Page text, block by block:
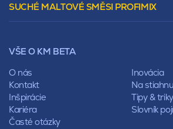
Mansardová
Pultová
Sedlová
Polovalbová
Stanová
Mansardová
Pultová
Hodonka
Preklady
Lícové murivo
Pálené zdivo Profiblok
Nosné murivo
Priečky
Vencovky
Preklady
SUCHÉ MALTOVÉ SMĚSI PROFIMIX
VŠE O KM BETA
O nás
Inovácia
Kontakt
Na
Inšpirácie
Tipy & triky
Kariéra
Slovník
Časté otázky